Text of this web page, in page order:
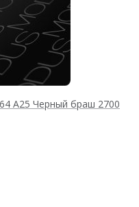
А25 Черный браш 2700